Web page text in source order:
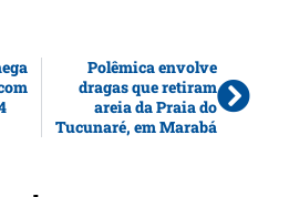
Polêmica envolve
dragas que retiram
areia da Praia do
Tucunaré, em Marabá